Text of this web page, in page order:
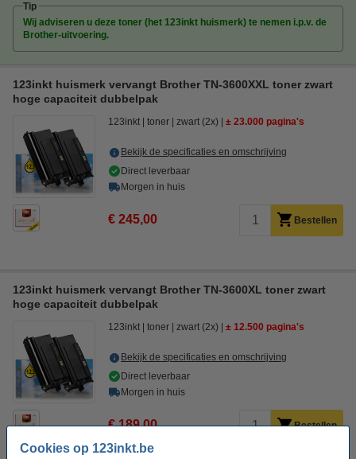
Cookies op 123inkt.be
Tip
Wij adviseren u deze toner (het 123inkt huismerk) te nemen i.p.v. de
Brother-uitvoering.
123inkt huismerk vervangt Brother TN-3600XXL toner zwart
hoge capaciteit dubbelpak
123inkt toner zwart (2x) ± 23.000 pagina's
Bekijk de specificaties en omschrijving
Direct leverbaar
Morgen in huis
€ 245,00 Bestellen
123inkt huismerk vervangt Brother TN-3600XL toner zwart
hoge capaciteit dubbelpak
123inkt toner zwart (2x) ± 12.500 pagina's
Bekijk de specificaties en omschrijving
Direct leverbaar
Morgen in huis
€ 189,00 Bestellen